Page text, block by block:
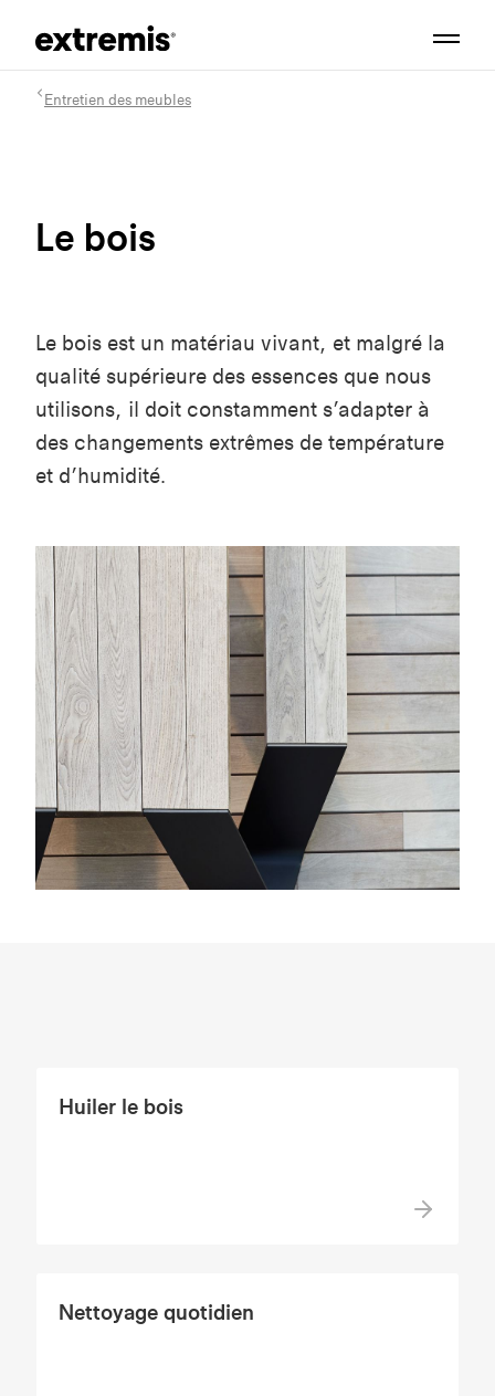
Entretien des meubles
Le bois
Le bois est un matériau vivant, et malgré la
qualité supérieure des essences que nous
utilisons, il doit constamment s’adapter à
des changements extrêmes de température
et d’humidité.
Huiler le bois
Nettoyage quotidien